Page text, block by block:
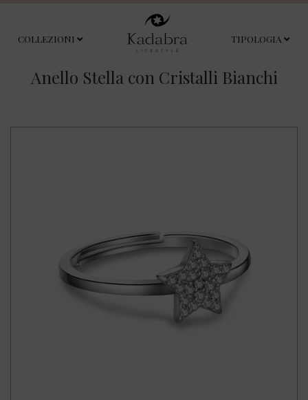
COLLEZIONI TIPOLOGIA
Anello Stella con Cristalli Bianchi